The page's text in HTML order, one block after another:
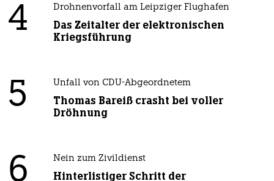
4 Drohnenvorfall am Leipziger Flughafen
Das Zeitalter der elektronischen
Kriegsführung
5 Unfall von CDU-Abgeordnetem
Thomas Bareiß crasht bei voller
Dröhnung
6 Nein zum Zivildienst
Hinterlistiger Schritt der